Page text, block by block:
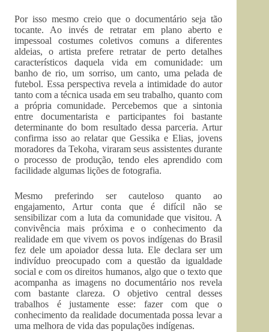
Por isso mesmo creio que o documentário seja tão
tocante. Ao invés de retratar em plano aberto e
impessoal costumes coletivos comuns a diferentes
aldeias, o artista prefere retratar de perto detalhes
característicos daquela vida em comunidade: um
banho de rio, um sorriso, um canto, uma pelada de
futebol. Essa perspectiva revela a intimidade do autor
tanto com a técnica usada em seu trabalho, quanto com
a própria comunidade. Percebemos que a sintonia
entre documentarista e participantes foi bastante
determinante do bom resultado dessa parceria. Artur
confirma isso ao relatar que Gessika e Elias, jovens
moradores da Tekoha, viraram seus assistentes durante
o processo de produção, tendo eles aprendido com
facilidade algumas lições de fotografia.
Mesmo preferindo ser cauteloso quanto ao
engajamento, Artur conta que é difícil não se
sensibilizar com a luta da comunidade que visitou. A
convivência mais próxima e o conhecimento da
realidade em que vivem os povos indígenas do Brasil
fez dele um apoiador dessa luta. Ele declara ser um
indivíduo preocupado com a questão da igualdade
social e com os direitos humanos, algo que o texto que
acompanha as imagens no documentário nos revela
com bastante clareza. O objetivo central desses
trabalhos é justamente esse: fazer com que o
conhecimento da realidade documentada possa levar a
uma melhora de vida das populações indígenas.